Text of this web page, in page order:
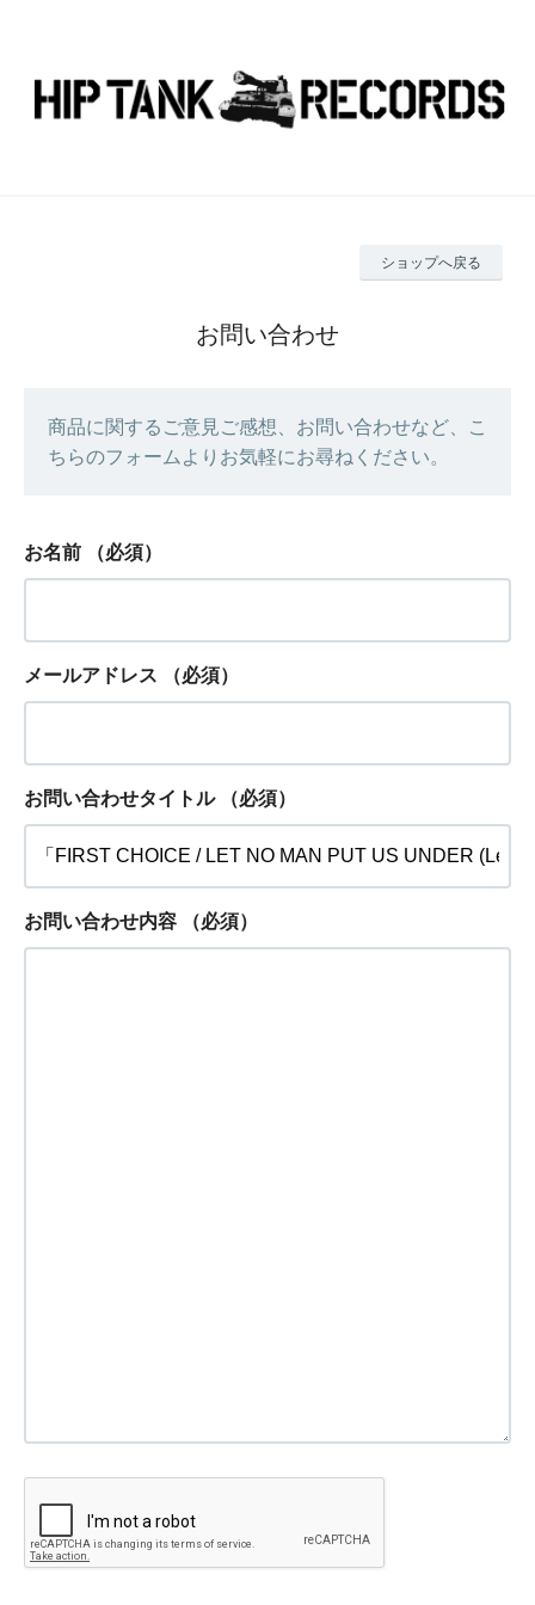
ショップへ戻る
お問い合わせ
商品に関するご意見ご感想、お問い合わせなど、こ
ちらのフォームよりお気軽にお尋ねください。
お名前 （必須）
メールアドレス （必須）
お問い合わせタイトル （必須）
お問い合わせ内容 （必須）